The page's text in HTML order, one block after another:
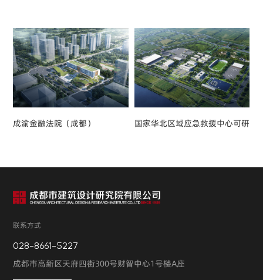
成渝金融法院（成都） 国家华北区域应急救援中心可研
联系方式
028-8661-5227
成都市高新区天府四街300号财智中心1号楼A座